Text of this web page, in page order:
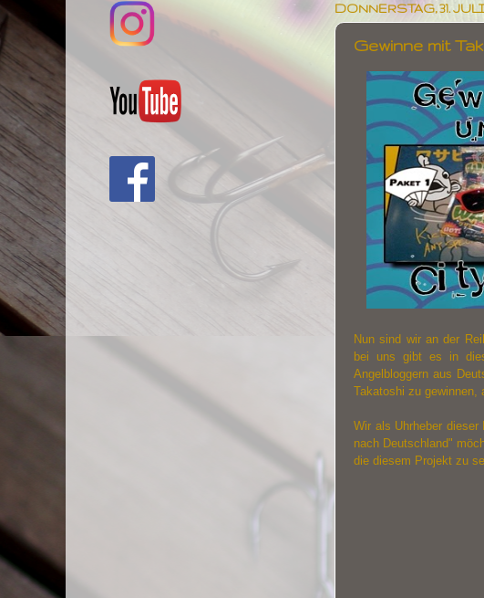
DONNERSTAG, 31. JULI
Gewinne mit
Nun sind wir an der
bei uns gibt es in
Angelbloggern aus
Takatoshi zu gewinnen,
Wir als Uhrheber
nach Deutschland"
die diesem Projekt zu